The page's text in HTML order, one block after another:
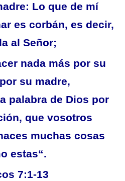
Lo que de mí
es corbán, es decir,
al Señor;
nada más por su
su madre,
palabra de Dios por
que vosotros
muchas cosas
estas“.
7:1-13